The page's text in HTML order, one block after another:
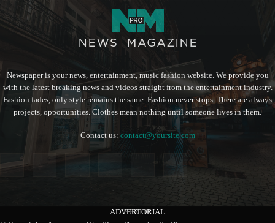
BERITA
BERITA
ADVERTORIAL
Newspaper is your news, entertainment, music fashion website. We provide you
with the latest breaking news and videos straight from the entertainment industry.
Fashion fades, only style remains the same. Fashion never stops. There are always
projects, opportunities. Clothes mean nothing until someone lives in them.
Contact us: contact@yoursite.com